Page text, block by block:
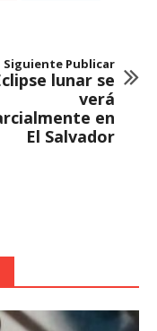
Siguiente Publicar
lunar se
verá
en
El Salvador